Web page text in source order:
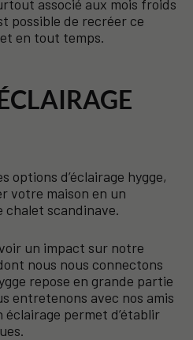
associé aux mois froids
possible de recréer ce
en tout temps.
options d’éclairage hygge,
votre maison en un
scandinave.
un impact sur notre
nous nous connectons
repose en grande partie
entretenons avec nos amis
permet d’établir